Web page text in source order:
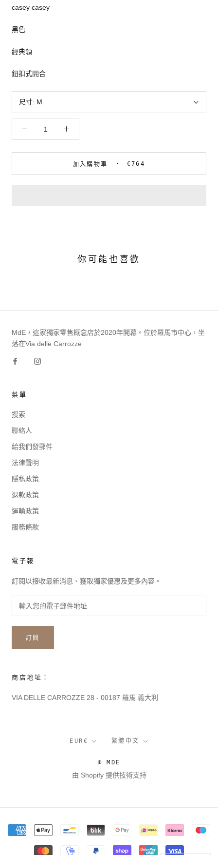
casey casey
黑色
經典領
鈕扣式開合
尺寸: M
加入購物車 €764
你可能也喜歡
MdE，這家獨家零售概念店於2020年開幕。位於羅馬市中心，坐
落在Via delle Carrozze
菜單
搜索
聯絡人
給我們發郵件
法律聲明
隱私政策
退款政策
運輸政策
服務條款
電子報
訂閱以接收最新消息、獲取獨家優惠及更多內容。
訂閱
商店地址：
VIA DELLE CARROZZE 28 - 00187 羅馬 義大利
貨
EUR€
語
繁體中文
© MDE
由 Shopify 提供技術支持